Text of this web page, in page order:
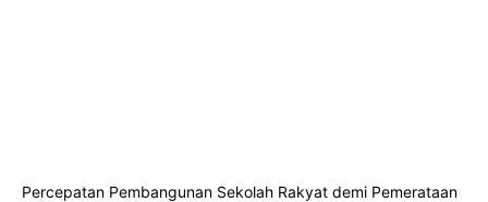
Percepatan Pembangunan Sekolah Rakyat demi Pemerataan